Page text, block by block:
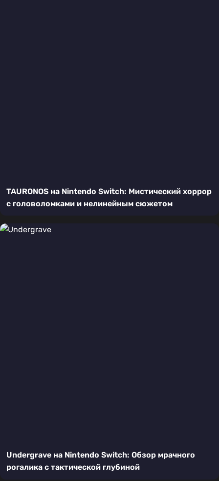
TAURONOS на Nintendo Switch: Мистический хоррор
с головоломками и нелинейным сюжетом
Undergrave на Nintendo Switch: Обзор мрачного
рогалика с тактической глубиной